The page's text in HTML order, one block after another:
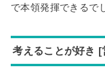
で本領発揮できるで
考えることが好き